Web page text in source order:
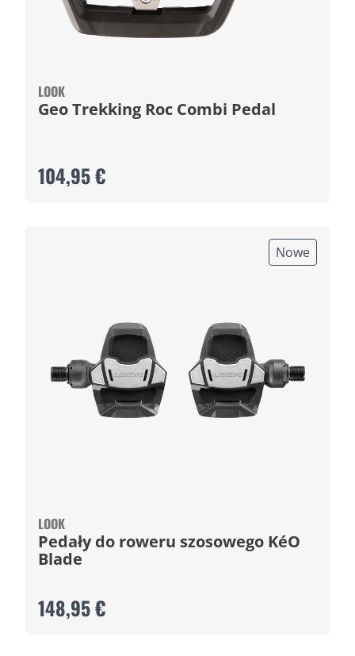
LOOK
Geo Trekking Roc Combi Pedal
104,95 €
Nowe
LOOK
Pedały do roweru szosowego KéO
Blade
148,95 €